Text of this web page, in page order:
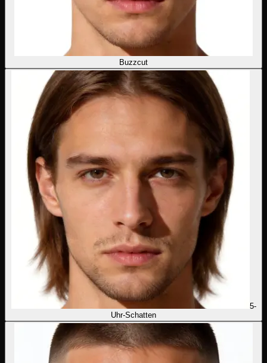
Buzzcut
5-
Uhr-Schatten